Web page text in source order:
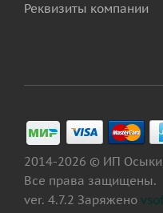
Реквизиты компании
2014-2026 © ИП
Все права защищены.
ver. 4.7.2 Заряжено